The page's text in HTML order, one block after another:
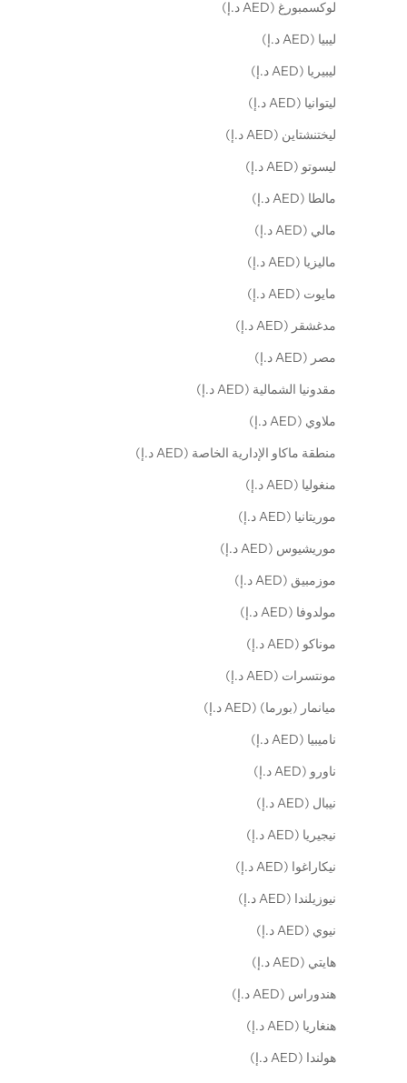
لوكسمبورغ (AED د.إ)
ليبيا (AED د.إ)
ليبيريا (AED د.إ)
ليتوانيا (AED د.إ)
ليختنشتاين (AED د.إ)
ليسوتو (AED د.إ)
مالطا (AED د.إ)
مالي (AED د.إ)
ماليزيا (AED د.إ)
مايوت (AED د.إ)
مدغشقر (AED د.إ)
مصر (AED د.إ)
مقدونيا الشمالية (AED د.إ)
ملاوي (AED د.إ)
منطقة ماكاو الإدارية الخاصة (AED د.إ)
منغوليا (AED د.إ)
موريتانيا (AED د.إ)
موريشيوس (AED د.إ)
موزمبيق (AED د.إ)
مولدوفا (AED د.إ)
موناكو (AED د.إ)
مونتسرات (AED د.إ)
ميانمار (بورما) (AED د.إ)
ناميبيا (AED د.إ)
ناورو (AED د.إ)
نيبال (AED د.إ)
نيجيريا (AED د.إ)
نيكاراغوا (AED د.إ)
نيوزيلندا (AED د.إ)
نيوي (AED د.إ)
هايتي (AED د.إ)
هندوراس (AED د.إ)
هنغاريا (AED د.إ)
هولندا (AED د.إ)